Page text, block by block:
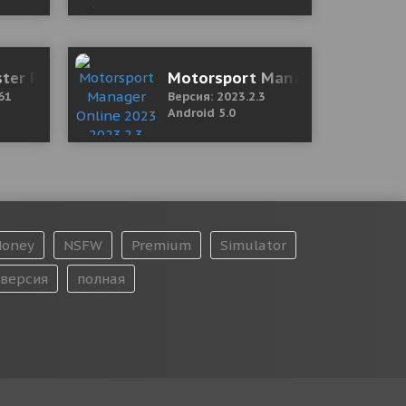
Premium 6.0 b1061 Mod (Unlocked)
Motorsport Manager Online
Версия: 2023.2.3
Android 5.0
NSFW Premium
Simulator
версия
полная